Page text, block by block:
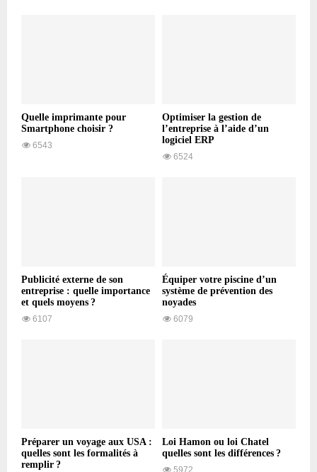
Quelle imprimante pour
Smartphone choisir ?
6543
Optimiser la gestion de
l’entreprise à l’aide d’un
logiciel ERP
6524
Publicité externe de son
entreprise : quelle importance
et quels moyens ?
6107
Équiper votre piscine d’un
système de prévention des
noyades
6079
Préparer un voyage aux USA :
quelles sont les formalités à
remplir ?
Loi Hamon ou loi Chatel
quelles sont les différences ?
5972